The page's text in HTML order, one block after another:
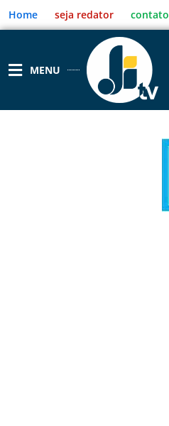
para
o
Home seja redator contato
MENU